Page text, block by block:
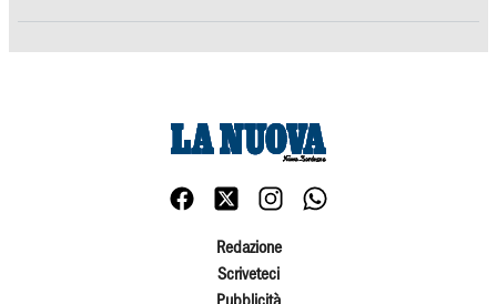
Redazione
Scriveteci